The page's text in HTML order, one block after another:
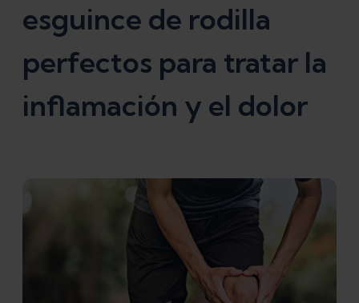
esguince de rodilla
perfectos para tratar la
inflamación y el dolor